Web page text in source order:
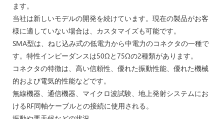
ます。
当社は新しいモデルの開発を続けています。現在の製品がお客
様に適していない場合は、カスタマイズも可能です。
SMA型は、ねじ込み式の低電力から中電力のコネクタの一種で
す。特性インピーダンスは50Ωと75Ωの2種類があります。
コネクタの特徴は、高い信頼性、優れた振動性能、優れた機械
的および電気的性能などです。
無線機器、通信機器、マイクロ波試験、地上発射システムにお
けるRF同軸ケーブルとの接続に使用される。